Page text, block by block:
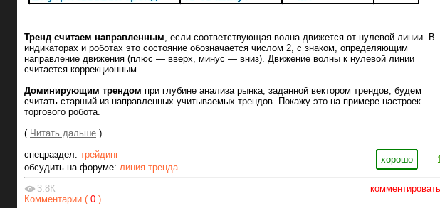
Тренд считаем направленным , если соответствующая волна движется от нулевой линии. В
индикаторах и роботах это состояние обозначается числом 2, с знаком, определяющим
направление движения (плюс — вверх, минус — вниз). Движение волны к нулевой линии
считается коррекционным.
Доминирующим трендом при глубине анализа рынка, заданной вектором трендов, будем
считать старший из направленных учитываемых трендов. Покажу это на примере настроек
торгового робота.
( Читать дальше )
хорошо
спецраздел: трейдинг
обсудить на форуме: линия тренда
комментировать
3.8К
Комментарии ( 0 )